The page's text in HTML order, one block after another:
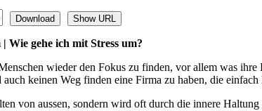
Download Show URL
Wie gehe ich mit Stress um?
wieder den Fokus zu finden, vor allem was
auch keinen Weg finden eine Firma zu haben, die
von aussen, sondern wird oft durch die innere